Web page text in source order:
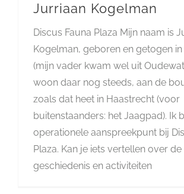
Jurriaan Kogelman
Discus Fauna Plaza Mijn naam is
Kogelman, geboren en getogen
(mijn vader kwam wel uit
woon daar nog steeds, aan de
zoals dat heet in Haastrecht (voor
buitenstaanders: het Jaagpad). Ik
operationele aanspreekpunt bij
Plaza. Kan je iets vertellen over de
geschiedenis en activiteiten